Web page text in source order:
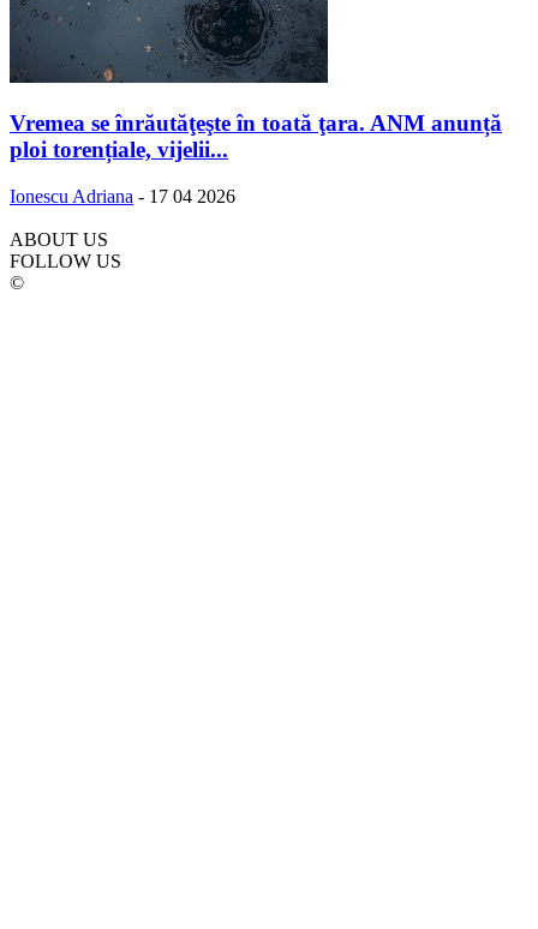
Vremea se înrăutăţeşte în toată ţara. ANM anunță
ploi torențiale, vijelii...
Ionescu Adriana - 17 04 2026
ABOUT US
FOLLOW US
©